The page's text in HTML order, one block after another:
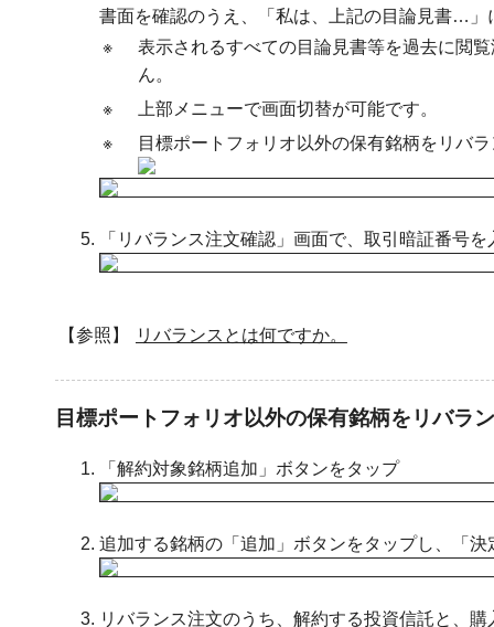
書面を確認のうえ、「私は、上記の目論見書…
※
表示されるすべての目論見書等を過去に閲
ん。
※
上部メニューで画面切替が可能です。
※
目標ポートフォリオ以外の保有銘柄をリバ
「リバランス注文確認」画面で、取引暗証番号
【参照】 リバランスとは何ですか。
目標ポートフォリオ以外の保有銘柄をリバラ
「解約対象銘柄追加」ボタンをタップ
追加する銘柄の「追加」ボタンをタップし、「決
リバランス注文のうち、解約する投資信託と、